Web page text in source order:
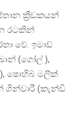
ක්‍රීඩකයන්
රටකින්
වේ. ඉමාඩ්
(ගෝල් ),
ෂොහිබ් මලීක්
ශින්වාරී (කැන්ඩි